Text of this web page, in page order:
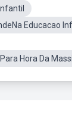
Educacao
Hora Da